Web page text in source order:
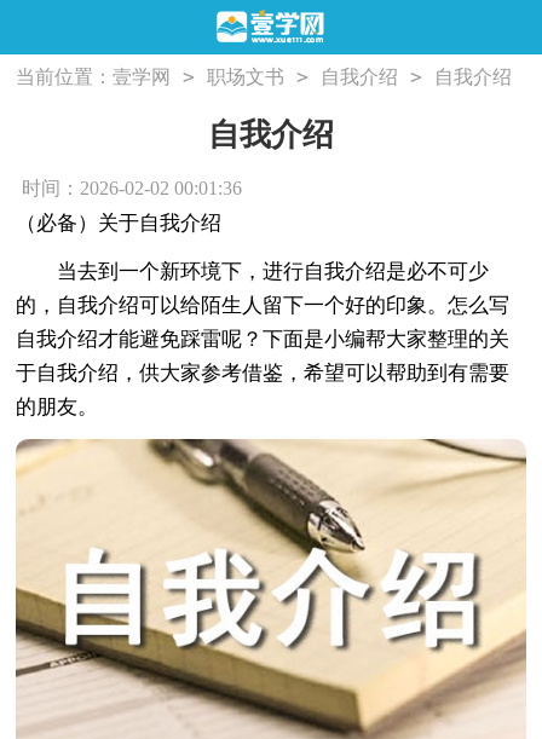
当前位置：壹学网 > 职场文书 > 自我介绍 > 自我介绍
自我介绍
时间：2026-02-02 00:01:36
（必备）关于自我介绍
当去到一个新环境下，进行自我介绍是必不可少
的，自我介绍可以给陌生人留下一个好的印象。怎么写
自我介绍才能避免踩雷呢？下面是小编帮大家整理的关
于自我介绍，供大家参考借鉴，希望可以帮助到有需要
的朋友。